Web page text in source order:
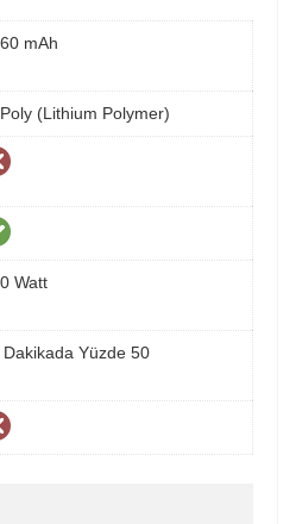
mAh
(Lithium Polymer)
Watt
Dakikada Yüzde 50